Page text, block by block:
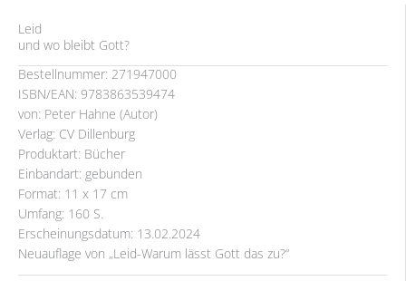
Leid
und wo bleibt Gott?
Bestellnummer: 271947000
ISBN/EAN: 9783863539474
von: Peter Hahne (Autor)
Verlag: CV Dillenburg
Produktart: Bücher
Einbandart: gebunden
Format: 11 x 17 cm
Umfang: 160 S.
Erscheinungsdatum: 13.02.2024
Neuauflage von „Leid-Warum lässt Gott das zu?“